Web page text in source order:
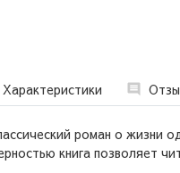
Характеристики
роман о жизни
книга позволяет